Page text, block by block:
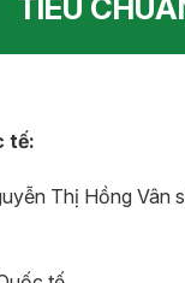
tế:
Thị Hồng Vân